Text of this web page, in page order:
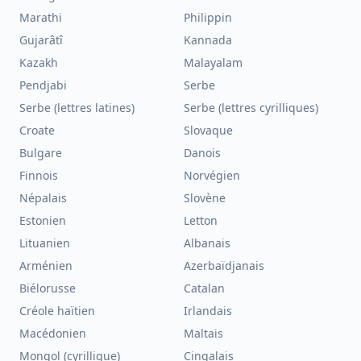
Marathi
Philippin
Gujarâtî
Kannada
Kazakh
Malayalam
Pendjabi
Serbe
Serbe (lettres latines)
Serbe (lettres cyrilliques)
Croate
Slovaque
Bulgare
Danois
Finnois
Norvégien
Népalais
Slovène
Estonien
Letton
Lituanien
Albanais
Arménien
Azerbaïdjanais
Biélorusse
Catalan
Créole haïtien
Irlandais
Macédonien
Maltais
Mongol (cyrillique)
Cingalais